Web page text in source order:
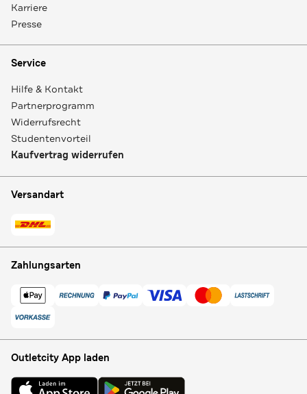
Karriere
Presse
Service
Hilfe & Kontakt
Partnerprogramm
Widerrufsrecht
Studentenvorteil
Kaufvertrag widerrufen
Versandart
Zahlungsarten
Outletcity App laden